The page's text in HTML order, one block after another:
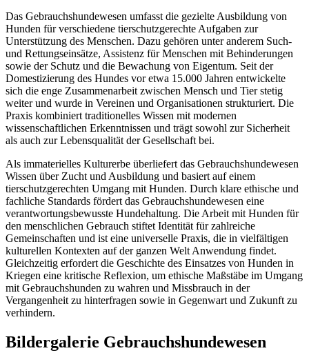
Das Gebrauchshundewesen umfasst die gezielte Ausbildung von
Hunden für verschiedene tierschutzgerechte Aufgaben zur
Unterstützung des Menschen. Dazu gehören unter anderem Such-
und Rettungseinsätze, Assistenz für Menschen mit Behinderungen
sowie der Schutz und die Bewachung von Eigentum. Seit der
Domestizierung des Hundes vor etwa 15.000 Jahren entwickelte
sich die enge Zusammenarbeit zwischen Mensch und Tier stetig
weiter und wurde in Vereinen und Organisationen strukturiert. Die
Praxis kombiniert traditionelles Wissen mit modernen
wissenschaftlichen Erkenntnissen und trägt sowohl zur Sicherheit
als auch zur Lebensqualität der Gesellschaft bei.
Als immaterielles Kulturerbe überliefert das Gebrauchshundewesen
Wissen über Zucht und Ausbildung und basiert auf einem
tierschutzgerechten Umgang mit Hunden. Durch klare ethische und
fachliche Standards fördert das Gebrauchshundewesen eine
verantwortungsbewusste Hundehaltung. Die Arbeit mit Hunden für
den menschlichen Gebrauch stiftet Identität für zahlreiche
Gemeinschaften und ist eine universelle Praxis, die in vielfältigen
kulturellen Kontexten auf der ganzen Welt Anwendung findet.
Gleichzeitig erfordert die Geschichte des Einsatzes von Hunden in
Kriegen eine kritische Reflexion, um ethische Maßstäbe im Umgang
mit Gebrauchshunden zu wahren und Missbrauch in der
Vergangenheit zu hinterfragen sowie in Gegenwart und Zukunft zu
verhindern.
Bildergalerie Gebrauchshundewesen